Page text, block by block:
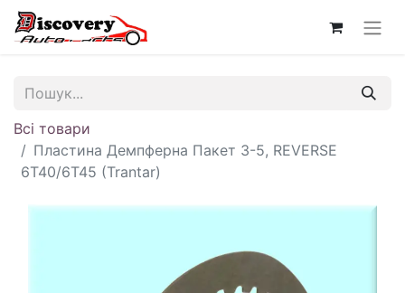
Всі товари
Пластина Демпферна Пакет 3-5, REVERSE
6T40/6T45 (Trantar)